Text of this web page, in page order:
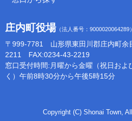
庄内町役場（法人番号：9000020064289）
〒999-7781 山形県東田川郡庄内町
2211 FAX:0234-43-2219
窓口受付時間:月曜から金曜（祝日お
く）午前8時30分から午後5時15分
Copyright (C) Shonai Town,